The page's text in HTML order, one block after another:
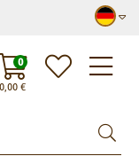
0,00€
0